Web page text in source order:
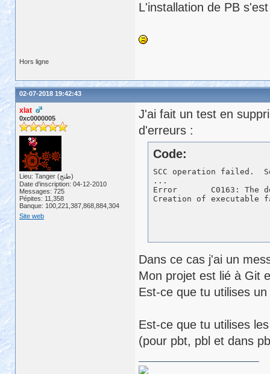
L'installation de PB
Hors ligne
02-07-2018 19:42:43
xlat
0xc0000005
Lieu: Tanger (طنج)
Date d'inscription: 04-12-2010
Messages: 725
Pépites: 11,358
Banque: 100,221,387,868,884,304
Site web
J'ai fait un test en
d'erreurs :
Code:
SCC operation failed.
...
Error       C0163: The
Dans ce cas j'ai un
Mon projet est lié à Git
Est-ce que tu utilises un
Est-ce que tu utilises
(pour pbt, pbl et dans